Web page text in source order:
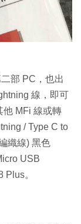
部 PC，也出
線，即可
他 MFi 線或轉
/ Type C to
織線) 黑色
USB
。